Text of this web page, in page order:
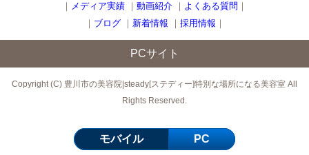
｜ メディア実績 ｜ 動画紹介 ｜ よくある質問 ｜
｜ ブログ｜ 新着情報 ｜ 採用情報 ｜
PCサイト
Copyright (C) 豊川市の美容院|steady[ステディー]特別な場所になる美容室 All
Rights Reserved.
モバイル PC